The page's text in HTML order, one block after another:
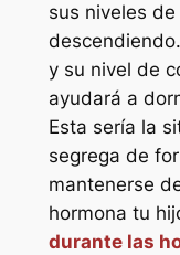
sus niveles
y su nivel de
ayudará a
Esta sería la
segrega de
mantenerse
hormona tu
durante las